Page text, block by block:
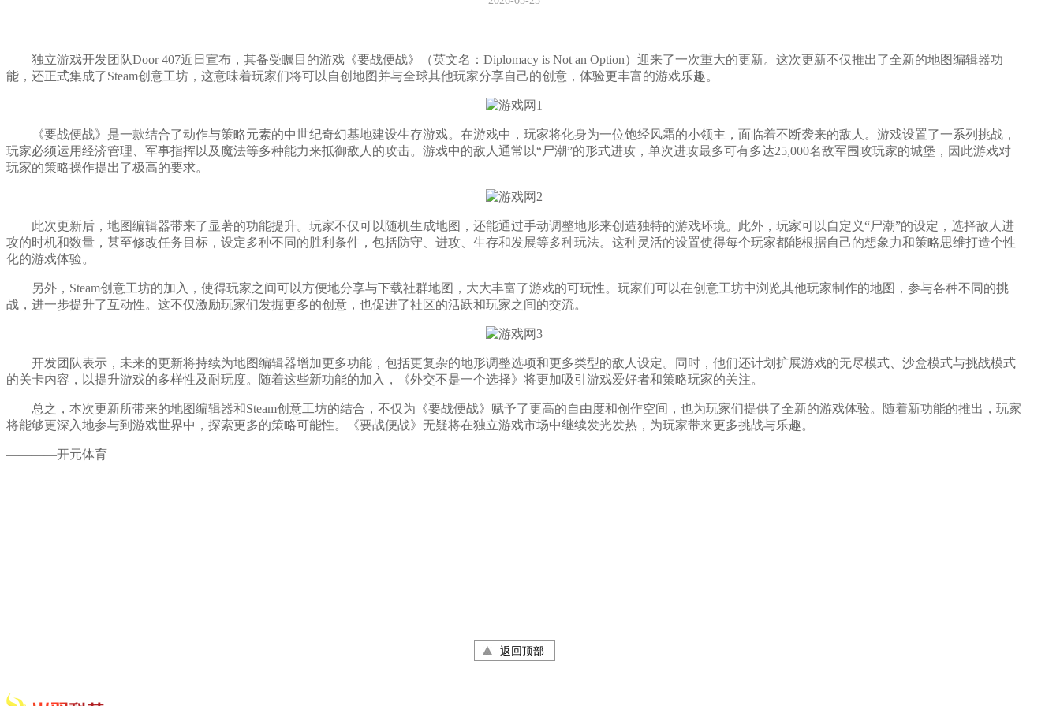
独立游戏开发团队Door 407近日宣布，其备受瞩目的游戏《要战便战》（英文名：Diplomacy is Not an Option）迎来了一次重大的更新。这次更新不仅推出了全新的地图编辑器功
能，还正式集成了Steam创意工坊，这意味着玩家们将可以自创地图并与全球其他玩家分享自己的创意，体验更丰富的游戏乐趣。
《要战便战》是一款结合了动作与策略元素的中世纪奇幻基地建设生存游戏。在游戏中，玩家将化身为一位饱经风霜的小领主，面临着不断袭来的敌人。游戏设置了一系列挑战，
玩家必须运用经济管理、军事指挥以及魔法等多种能力来抵御敌人的攻击。游戏中的敌人通常以“尸潮”的形式进攻，单次进攻最多可有多达25,000名敌军围攻玩家的城堡，因此游戏对
玩家的策略操作提出了极高的要求。
此次更新后，地图编辑器带来了显著的功能提升。玩家不仅可以随机生成地图，还能通过手动调整地形来创造独特的游戏环境。此外，玩家可以自定义“尸潮”的设定，选择敌人进
攻的时机和数量，甚至修改任务目标，设定多种不同的胜利条件，包括防守、进攻、生存和发展等多种玩法。这种灵活的设置使得每个玩家都能根据自己的想象力和策略思维打造个性
化的游戏体验。
另外，Steam创意工坊的加入，使得玩家之间可以方便地分享与下载社群地图，大大丰富了游戏的可玩性。玩家们可以在创意工坊中浏览其他玩家制作的地图，参与各种不同的挑
战，进一步提升了互动性。这不仅激励玩家们发掘更多的创意，也促进了社区的活跃和玩家之间的交流。
开发团队表示，未来的更新将持续为地图编辑器增加更多功能，包括更复杂的地形调整选项和更多类型的敌人设定。同时，他们还计划扩展游戏的无尽模式、沙盒模式与挑战模式
的关卡内容，以提升游戏的多样性及耐玩度。随着这些新功能的加入，《外交不是一个选择》将更加吸引游戏爱好者和策略玩家的关注。
总之，本次更新所带来的地图编辑器和Steam创意工坊的结合，不仅为《要战便战》赋予了更高的自由度和创作空间，也为玩家们提供了全新的游戏体验。随着新功能的推出，玩家
将能够更深入地参与到游戏世界中，探索更多的策略可能性。《要战便战》无疑将在独立游戏市场中继续发光发热，为玩家带来更多挑战与乐趣。
————开元体育
返回顶部